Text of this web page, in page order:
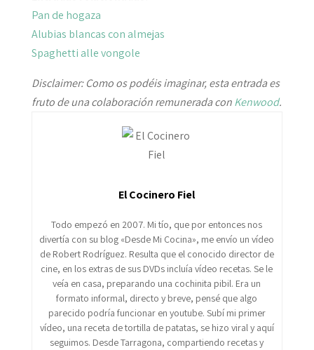
Pan de hogaza
Alubias blancas con almejas
Spaghetti alle vongole
Disclaimer: Como os podéis imaginar, esta entrada es
fruto de una colaboración remunerada conKenwood.
El Cocinero Fiel
Todo empezó en 2007. Mi tío, que por entonces nos
divertía con su blog «Desde Mi Cocina», me envío un vídeo
de Robert Rodríguez. Resulta que el conocido director de
cine, en los extras de sus DVDs incluía vídeo recetas. Se le
veía en casa, preparando una cochinita pibil. Era un
formato informal, directo y breve, pensé que algo
parecido podría funcionar en youtube. Subí mi primer
vídeo, una receta de tortilla de patatas, se hizo viral y aquí
seguimos. Desde Tarragona, compartiendo recetas y